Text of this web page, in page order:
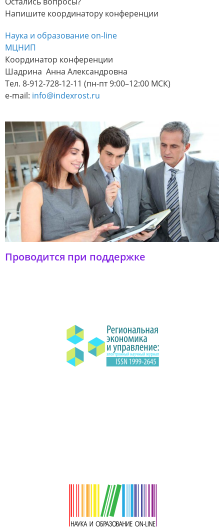
Напишите координатору конференции
Наука и образование on-line
МЦНИП
Координатор конференции
Шадрина Анна Александровна
Тел. 8-912-728-12-11 (пн-пт 9:00–12:00 МСК)
e-mail: info@indexrost.ru
Проводится при поддержке